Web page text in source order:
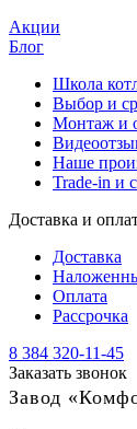
Акции
Блог
Школа
Выбор и
Монтаж и
Наше
Trade-in и
Доставка и
Доставка
Оплата
Рассрочка
8 384 320-11-45
Заказать звонок
Завод